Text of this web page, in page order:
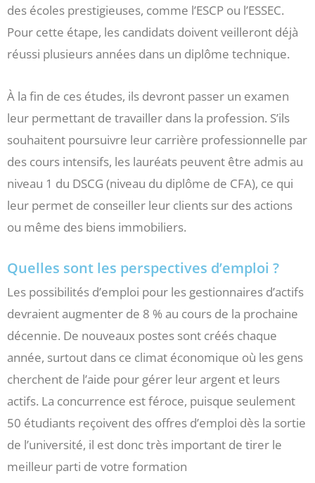
des écoles prestigieuses, comme l’ESCP ou l’ESSEC.
Pour cette étape, les candidats doivent veilleront déjà
réussi plusieurs années dans un diplôme technique.
À la fin de ces études, ils devront passer un examen
leur permettant de travailler dans la profession. S’ils
souhaitent poursuivre leur carrière professionnelle par
des cours intensifs, les lauréats peuvent être admis au
niveau 1 du DSCG (niveau du diplôme de CFA), ce qui
leur permet de conseiller leur clients sur des actions
ou même des biens immobiliers.
Quelles sont les perspectives d’emploi ?
Les possibilités d’emploi pour les gestionnaires d’actifs
devraient augmenter de 8 % au cours de la prochaine
décennie. De nouveaux postes sont créés chaque
année, surtout dans ce climat économique où les gens
cherchent de l’aide pour gérer leur argent et leurs
actifs. La concurrence est féroce, puisque seulement
50 étudiants reçoivent des offres d’emploi dès la sortie
de l’université, il est donc très important de tirer le
meilleur parti de votre formation